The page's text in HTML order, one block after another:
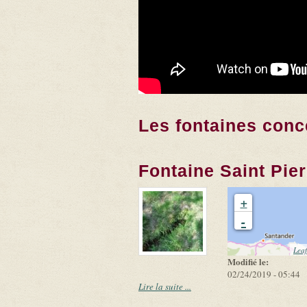
Les fontaines
Fontaine Saint
+
-
Modifié le:
02/24/2019 - 05:44
Lire la suite ...